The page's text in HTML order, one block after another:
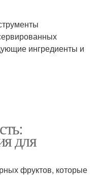
ингредиенты и
для
фруктов, которые